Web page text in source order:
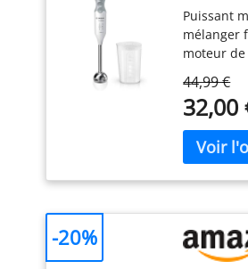
vitesses
Puissant
mélanger
moteur de
; préparez
grâce à
aisé
ajustez
puissance
44,99 €
32,00
-20%